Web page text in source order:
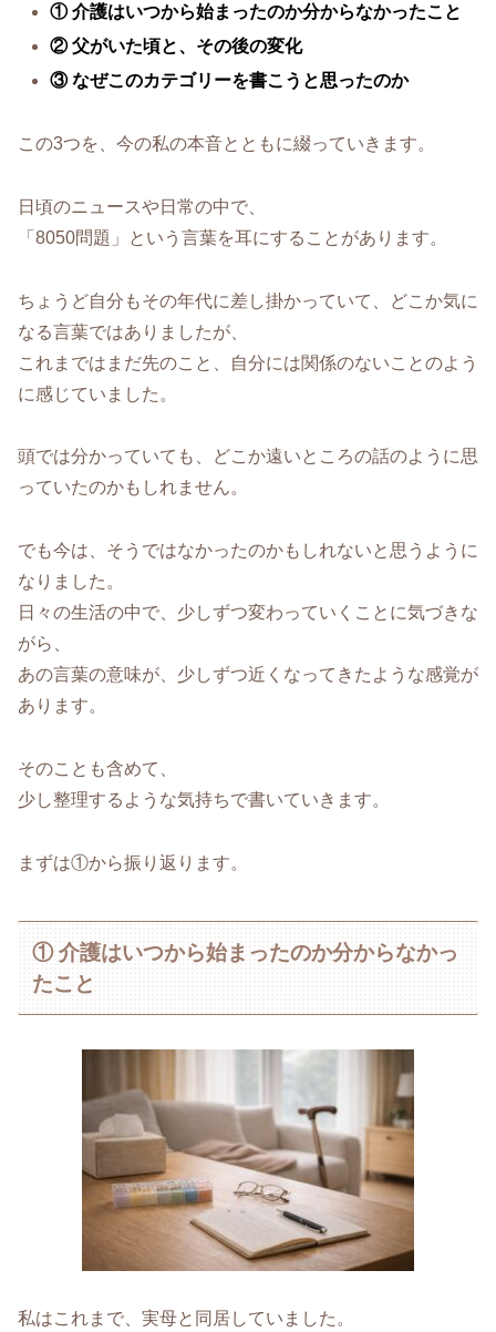
① 介護はいつから始まったのか分からなかったこと
② 父がいた頃と、その後の変化
③ なぜこのカテゴリーを書こうと思ったのか
この3つを、今の私の本音とともに綴っていきます。
日頃のニュースや日常の中で、
「8050問題」という言葉を耳にすることがあります。
ちょうど自分もその年代に差し掛かっていて、どこか気に
なる言葉ではありましたが、
これまではまだ先のこと、自分には関係のないことのよう
に感じていました。
頭では分かっていても、どこか遠いところの話のように思
っていたのかもしれません。
でも今は、そうではなかったのかもしれないと思うように
なりました。
日々の生活の中で、少しずつ変わっていくことに気づきな
がら、
あの言葉の意味が、少しずつ近くなってきたような感覚が
あります。
そのことも含めて、
少し整理するような気持ちで書いていきます。
まずは①から振り返ります。
① 介護はいつから始まったのか分からなかっ
たこと
私はこれまで、実母と同居していました。